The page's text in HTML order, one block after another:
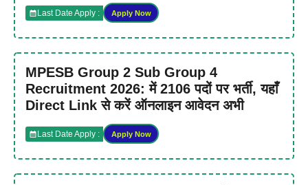
Last Date Apply : Apply Now
MPESB Group 2 Sub Group 4
Recruitment 2026: में 2106 पदों पर भर्ती, यहाँ
Direct Link से करें ऑनलाइन आवेदन अभी
Last Date Apply : Apply Now